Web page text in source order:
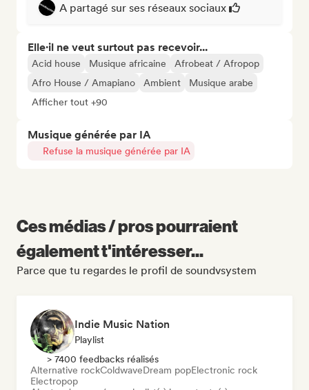
A partagé sur ses réseaux sociaux
Elle·il ne veut surtout pas recevoir...
Acid house Musique africaine
Afrobeat / Afropop
Afro House / Amapiano
Ambient
Musique arabe
Afficher tout +90
Musique générée par IA
Refuse la musique générée par IA
Ces médias / pros pourraient
également t'intéresser...
Parce que tu regardes le profil de soundvsystem
Indie Music Nation
Playlist
> 7400 feedbacks réalisés
Alternative rockColdwaveDream popElectronic rock
Electropop